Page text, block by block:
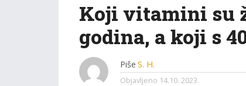
Koji vitamini su
godina, a koji s
Piše S. H.
Objavljeno 14.10. 2023.